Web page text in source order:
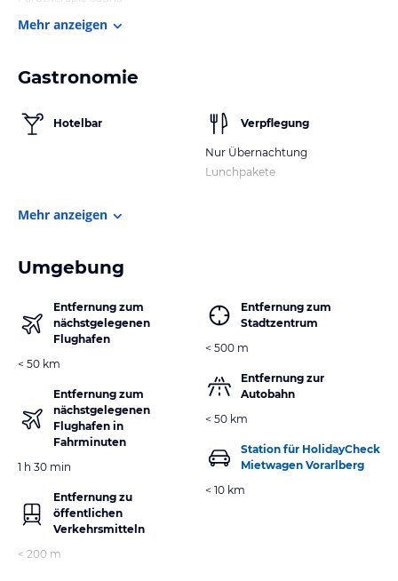
Mehr anzeigen
Gastronomie
Hotelbar Verpflegung
Nur Übernachtung
Lunchpakete
Mehr anzeigen
Umgebung
Entfernung zum
nächstgelegenen
Flughafen
< 50 km
Entfernung zum
nächstgelegenen
Flughafen in
Fahrminuten
1 h 30 min
Entfernung zu
öffentlichen
Verkehrsmitteln
< 200 m
Entfernung zum
Stadtzentrum
< 500 m
Entfernung zur
Autobahn
< 50 km
Station für HolidayCheck
Mietwagen Vorarlberg
< 10 km